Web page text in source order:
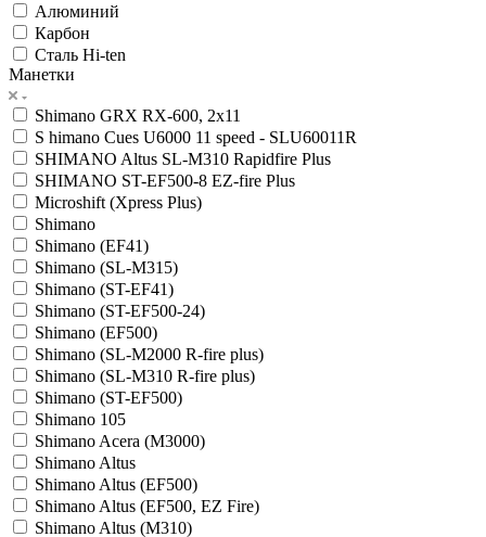
Алюминий
Карбон
Сталь Hi-ten
Манетки
Shimano GRX RX-600, 2x11
S himano Cues U6000 11 speed - SLU60011R
SHIMANO Altus SL-M310 Rapidfire Plus
SHIMANO ST-EF500-8 EZ-fire Plus
Microshift (Xpress Plus)
Shimano
Shimano (EF41)
Shimano (SL-M315)
Shimano (ST-EF41)
Shimano (ST-EF500-24)
Shimano (EF500)
Shimano (SL-M2000 R-fire plus)
Shimano (SL-M310 R-fire plus)
Shimano (ST-EF500)
Shimano 105
Shimano Acera (M3000)
Shimano Altus
Shimano Altus (EF500)
Shimano Altus (EF500, EZ Fire)
Shimano Altus (M310)